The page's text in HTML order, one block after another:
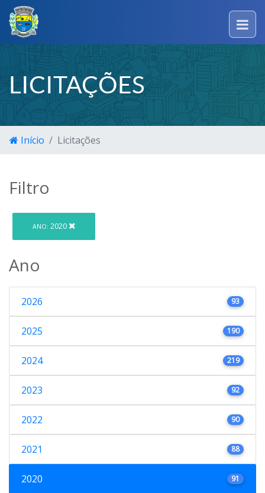
LICITAÇÕES
Início Licitações
Filtro
ANO: 2020
Ano
2026 93
2025 190
2024 219
2023 92
2022 90
2021 88
2020 91